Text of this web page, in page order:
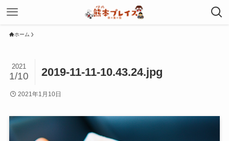
ホーム
2019-11-11-10.43.24.jpg
2021
1/10
2021年1月10日